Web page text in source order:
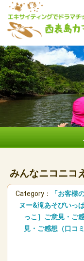
みんなニコニコ
Category： 「お客様
ヌー&滝あそびいっ
っこ］ご意見・ご
見・ご感想（口コミ